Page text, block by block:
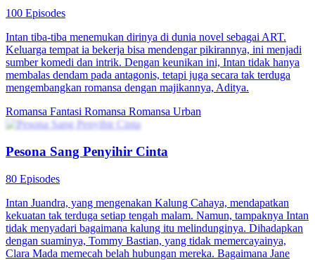
100 Episodes
Intan tiba-tiba menemukan dirinya di dunia novel sebagai ART.
Keluarga tempat ia bekerja bisa mendengar pikirannya, ini menjadi
sumber komedi dan intrik. Dengan keunikan ini, Intan tidak hanya
membalas dendam pada antagonis, tetapi juga secara tak terduga
mengembangkan romansa dengan majikannya, Aditya.
Romansa Fantasi Romansa Romansa Urban
Pesona Sang Penyihir Cinta
80 Episodes
Intan Juandra, yang mengenakan Kalung Cahaya, mendapatkan
kekuatan tak terduga setiap tengah malam. Namun, tampaknya Intan
tidak menyadari bagaimana kalung itu melindunginya. Dihadapkan
dengan suaminya, Tommy Bastian, yang tidak memercayainya,
Clara Mada memecah belah hubungan mereka. Bagaimana Jane